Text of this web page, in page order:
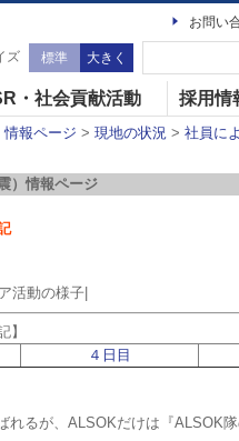
・社会貢献活動 採用情
お問い
ズ 標準 大きく
報ページ > 現地の状況 > 社員に
）情報ページ
活動の様子|
】
４日目
るが、ALSOKだけは『ALSOK隊